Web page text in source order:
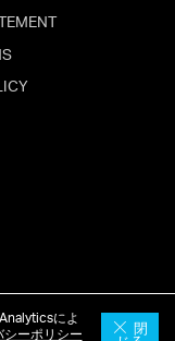
によ
シーポリシー 閉
) 日本語